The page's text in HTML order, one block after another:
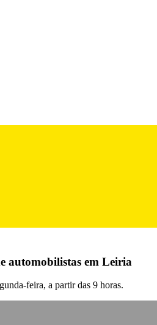
automobilistas em Leiria
feira, a partir das 9 horas.